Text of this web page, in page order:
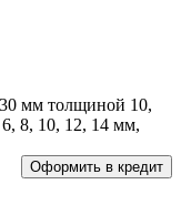
мм толщиной 10,
8, 10, 12, 14 мм,
Оформить в кредит